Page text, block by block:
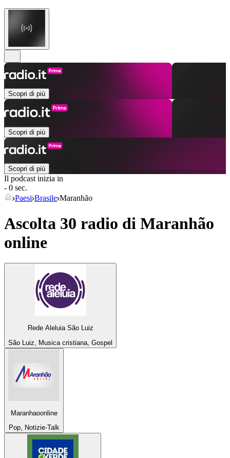
Scopri di più
Scopri di più
Scopri di più
Il podcast inizia in
- 0 sec.
Paesi Brasile Maranhão
Ascolta 30 radio di Maranhão
online
Rede Aleluia São Luiz
São Luiz, Musica cristiana, Gospel
Maranhaoonline
Pop, Notizie-Talk